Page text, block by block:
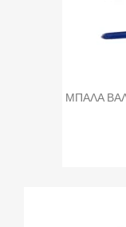
ΜΠΑΛΑ